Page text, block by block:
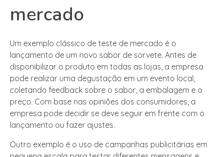
mercado
Um exemplo clássico de teste de mercado é o
lançamento de um novo sabor de sorvete. Antes de
disponibilizar o produto em todas as lojas, a empresa
pode realizar uma degustação em um evento local,
coletando feedback sobre o sabor, a embalagem e o
preço. Com base nas opiniões dos consumidores, a
empresa pode decidir se deve seguir em frente com o
lançamento ou fazer ajustes.
Outro exemplo é o uso de campanhas publicitárias em